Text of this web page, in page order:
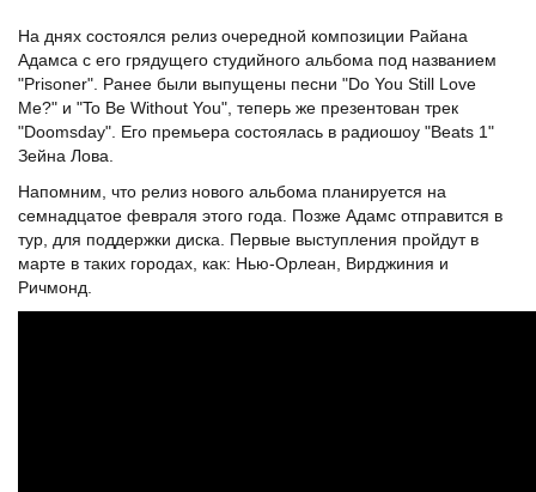
На днях состоялся релиз очередной композиции Райана
Адамса с его грядущего студийного альбома под названием
"Prisoner". Ранее были выпущены песни "Do You Still Love
Me?" и "To Be Without You", теперь же презентован трек
"Doomsday". Его премьера состоялась в радиошоу "Beats 1"
Зейна Лова.
Напомним, что релиз нового альбома планируется на
семнадцатое февраля этого года. Позже Адамс отправится в
тур, для поддержки диска. Первые выступления пройдут в
марте в таких городах, как: Нью-Орлеан, Вирджиния и
Ричмонд.